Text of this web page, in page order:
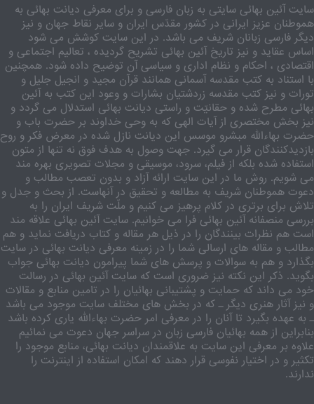
سایت آئین بهائی سایتی به زبان فارسی و برای معرفی دیانت بهائی به
هموطنان عزیز ایرانی در کشور مقدّس ایران و سایر نقاط جهان و نیز
دیگر فارسی زبانان شریف می باشد. در این سایت کوشش می شود
اساس عقاید و نیز تاریخ آئین بهائی تشریح گردیده ، تعالیم اجتماعی و
اقتصادی ، احکام و نظام اداری و سیاسی آن توضیح داده شود. همچنین
با استناد به کتب مقدسه آسمانی همانند قرآن مجید و انجیل جلیل و
تورات و نیز کتب مقدسه زردشتیان بشارات و وعود این کتب به آئین
بهائی مطرح شده و حقانیّت و راستی دیانت بهائی استدلال می گردد و
نیز بخش مختصری از آیات الهی که به وحی خداوند بر حضرت باب و
حضرت بهاءالله مبشرو موسس این دیانت نازل شده در معرض فکر و روح
بازدیدکنندگان قرار می گیرد. جهت وصول به هدف فوق نه تنها از متون
استفاده شده بلکه از فیلم، سرود، موسیقی و مجلات تصویری بهره مند
می شویم. روش ما در این سایت ارائه آزاد و بدون تعصب مطالب و
دعوت هموطنان شریف به مطالعه و تحقیق در آنهاست. از بحث و جدل و
تلاش برای برتری در کلام پرهیز می کنیم و ملّت شریف ایران را به
بررسی منصفانه آئین بهائی فرا می خوانیم. سایت آئین بهائی علاقه مند
است هم نظرات بینندگان را در ذیل هر مقاله و کتاب دریافت نماید و هم
مطالب و مقاله های ارسالی شما را در زمینه معرفی دیانت بهائی در سایت
بگذارد و هم به سوالات و پرسش های شما پیرامون دیانت بهائی جواب
بگوید. ذکر این نکته نیز ضروری است که سایت آئین بهائی در رسالت
خود می داند که حمایت و پشتیبانی بهائیان را در تامین منابع و مقالات
و نیز آثار هنری دیگر ـ که در بخش های مختلف سایت موجود می باشد
ـ به عهده بگیرد تا آنان را در معرفی امر حضرت بهاءالله یاری کرده باشد
بنابراین از همه بهائیان فارسی زبان در سراسر جهان دعوت می نمائیم
علاوه بر معرفی این سایت به علاقمندان دیانت بهائی، منابع موجود را
تکثیر و در اختیار نفوسی قرار دهند که امکان استفاده از اینترنت را
ندارند.